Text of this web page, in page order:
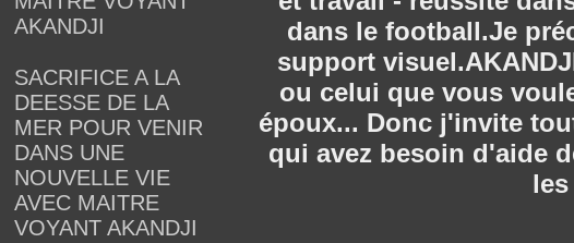
AKANDJI
SACRIFICE A LA
DEESSE DE LA
MER POUR VENIR
DANS UNE
NOUVELLE VIE
AVEC MAITRE
VOYANT AKANDJI
dans le football.Je
support
ou celui que vous
époux... Donc j'invite
qui avez besoin d'aide